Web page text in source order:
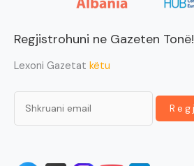
Regjistrohuni ne Gazeten Tonë!
Lexoni Gazetat këtu